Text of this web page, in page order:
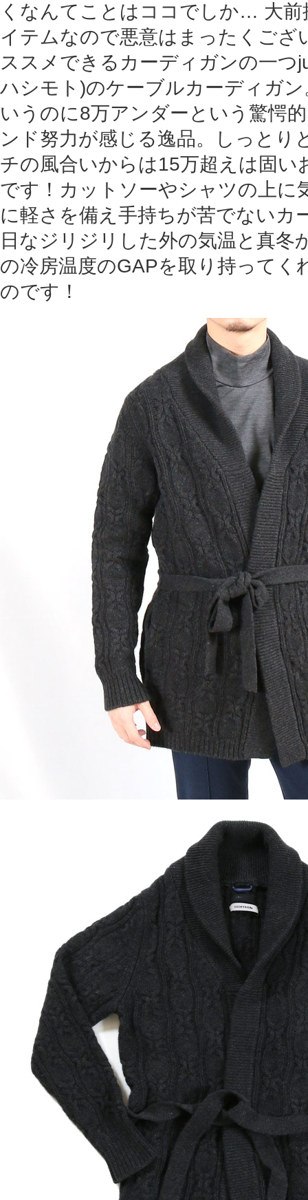
くなんてことはココでしか… 大
イテムなので悪意はまったくござ
ススメできるカーディガンの一つ
ハシモト)のケーブルカーディガ
いうのに8万アンダーという驚愕
ンド努力が感じる逸品。しっとり
チの風合いからは15万超えは固い
です！カットソーやシャツの上に
に軽さを備え手持ちが苦でないカ
日なジリジリした外の気温と真冬
の冷房温度のGAPを取り持ってく
のです！